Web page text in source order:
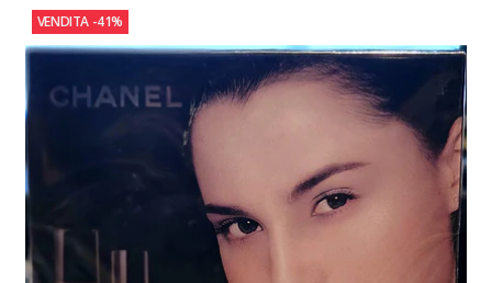
VENDITA -41%